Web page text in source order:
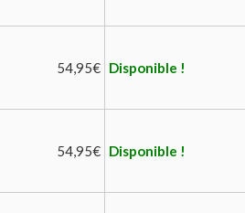
54,95€ Disponible !
54,95€ Disponible !